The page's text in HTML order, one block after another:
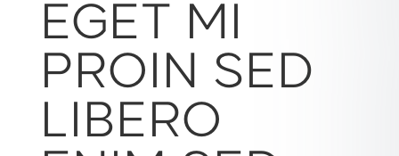
EGET MI
PROIN SED
LIBERO